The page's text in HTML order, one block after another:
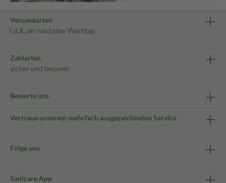
Versandarten
i.d.R. am nächsten Werktag
Zahlarten
sicher und bequem
Bewerte uns
Vertraue unserem mehrfach ausgezeichneten Service
Folge uns
Sanicare App